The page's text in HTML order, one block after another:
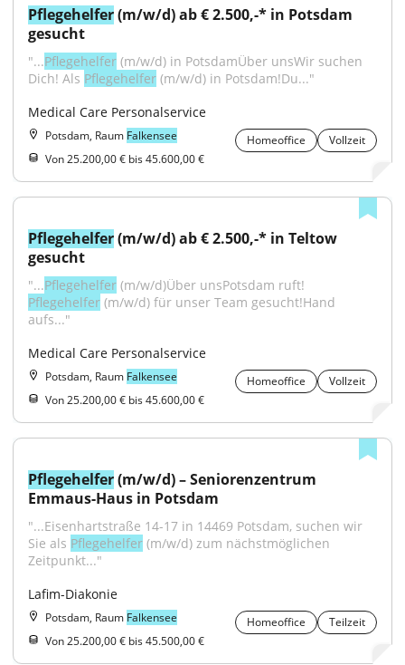
Pflegehelfer (m/w/d) ab € 2.500,-* in Potsdam
gesucht
"...Pflegehelfer (m/w/d) in PotsdamÜber unsWir suchen
Dich! Als Pflegehelfer (m/w/d) in Potsdam!Du..."
Medical Care Personalservice
Potsdam, Raum Falkensee Homeoffice
Vollzeit
Von 25.200,00 € bis 45.600,00 €
Pflegehelfer (m/w/d) ab € 2.500,-* in Teltow
gesucht
"...Pflegehelfer
Pflegehelfer (m/w/d) für unser Team gesucht!Hand
aufs..."
Medical Care Personalservice
Potsdam, Raum Falkensee Homeoffice
Vollzeit
Von 25.200,00 € bis 45.600,00 €
Pflegehelfer (m/w/d) – Seniorenzentrum
Emmaus-Haus in Potsdam
"...Eisenhartstraße 14-17 in 14469 Potsdam, suchen wir
Sie als Pflegehelfer (m/w/d) zum nächstmöglichen
Zeitpunkt..."
Lafim-Diakonie
Potsdam, Raum Falkensee Homeoffice
Teilzeit
Von 25.200,00 € bis 45.500,00 €